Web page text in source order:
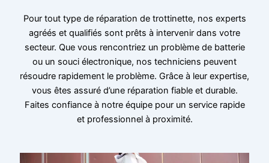
Pour tout type de réparation de trottinette, nos experts
agréés et qualifiés sont prêts à intervenir dans votre
secteur. Que vous rencontriez un problème de batterie
ou un souci électronique, nos techniciens peuvent
résoudre rapidement le problème. Grâce à leur expertise,
vous êtes assuré d’une réparation fiable et durable.
Faites confiance à notre équipe pour un service rapide
et professionnel à proximité.